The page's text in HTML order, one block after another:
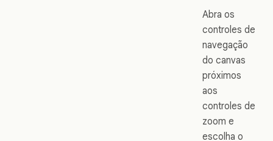
Abra os
controles de
navegação
do canvas
próximos
aos
controles de
zoom e
escolha o